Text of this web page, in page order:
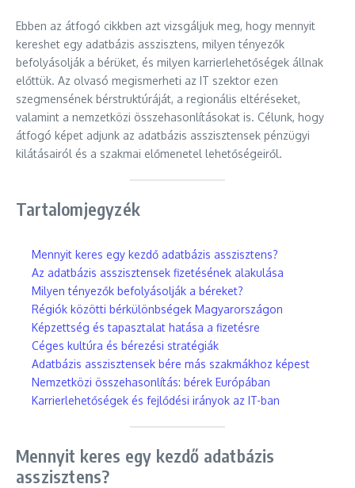
Ebben az átfogó cikkben azt vizsgáljuk meg, hogy mennyit
kereshet egy adatbázis asszisztens, milyen tényezők
befolyásolják a bérüket, és milyen karrierlehetőségek állnak
előttük. Az olvasó megismerheti az IT szektor ezen
szegmensének bérstruktúráját, a regionális eltéréseket,
valamint a nemzetközi összehasonlításokat is. Célunk, hogy
átfogó képet adjunk az adatbázis asszisztensek pénzügyi
kilátásairól és a szakmai előmenetel lehetőségeiről.
Tartalomjegyzék
Mennyit keres egy kezdő adatbázis asszisztens?
Az adatbázis asszisztensek fizetésének alakulása
Milyen tényezők befolyásolják a béreket?
Régiók közötti bérkülönbségek Magyarországon
Képzettség és tapasztalat hatása a fizetésre
Céges kultúra és bérezési stratégiák
Adatbázis asszisztensek bére más szakmákhoz képest
Nemzetközi összehasonlítás: bérek Európában
Karrierlehetőségek és fejlődési irányok az IT-ban
Mennyit keres egy kezdő adatbázis
asszisztens?